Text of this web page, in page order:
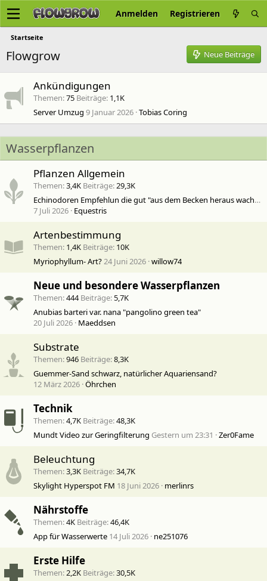
Anmelden Registrieren
Startseite
Flowgrow Neue Beiträge
Ankündigungen
Themen 75 Beiträge 1,1K
Server Umzug 9 Januar 2026 Tobias Coring
Wasserpflanzen
Pflanzen Allgemein
Themen 3,4K Beiträge 29,3K
Echinodoren Empfehlun die gut "aus dem Becken heraus wachsen"
7 Juli 2026 Equestris
Artenbestimmung
Themen 1,4K Beiträge 10K
Myriophyllum- Art?24 Juni 2026 willow74
Neue und besondere Wasserpflanzen
Themen 444 Beiträge 5,7K
Anubias barteri var. nana "pangolino green tea"
20 Juli 2026 Maeddsen
Substrate
Themen 946 Beiträge 8,3K
Guemmer-Sand schwarz, natürlicher Aquariensand?
12 März 2026 Öhrchen
Technik
Themen 4,7K Beiträge 48,3K
Mundt Video zur Geringfilterung Gestern um 23:31 Zer0Fame
Beleuchtung
Themen 3,3K Beiträge 34,7K
Skylight Hyperspot FM 18 Juni 2026 merlinrs
Nährstoffe
Themen 4K Beiträge 46,4K
App für Wasserwerte 14 Juli 2026 ne251076
Erste Hilfe
Themen 2,2K Beiträge 30,5K